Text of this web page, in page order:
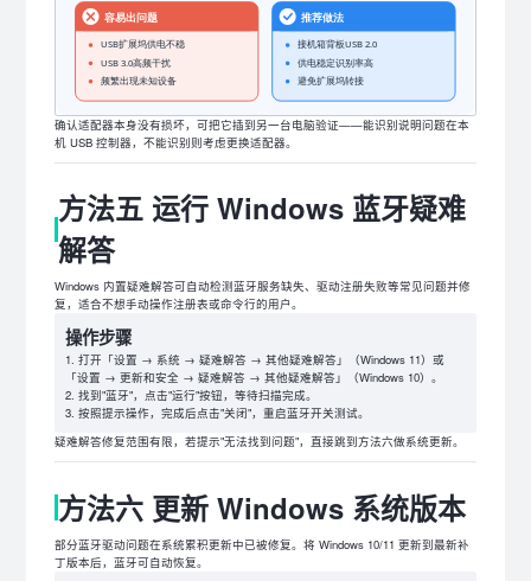
确认适配器本身没有损坏，可把它插到另一台电脑验证——能识别说明问题在本
机 USB 控制器，不能识别则考虑更换适配器。
方法五 运行 Windows 蓝牙疑难
解答
Windows 内置疑难解答可自动检测蓝牙服务缺失、驱动注册失败等常见问题并修
复，适合不想手动操作注册表或命令行的用户。
操作步骤
打开「设置 → 系统 → 疑难解答 → 其他疑难解答」（Windows 11）或
「设置 → 更新和安全 → 疑难解答 → 其他疑难解答」（Windows 10）。
找到"蓝牙"，点击"运行"按钮，等待扫描完成。
按照提示操作，完成后点击"关闭"，重启蓝牙开关测试。
疑难解答修复范围有限，若提示"无法找到问题"，直接跳到方法六做系统更新。
方法六 更新 Windows 系统版本
部分蓝牙驱动问题在系统累积更新中已被修复。将 Windows 10/11 更新到最新补
丁版本后，蓝牙可自动恢复。